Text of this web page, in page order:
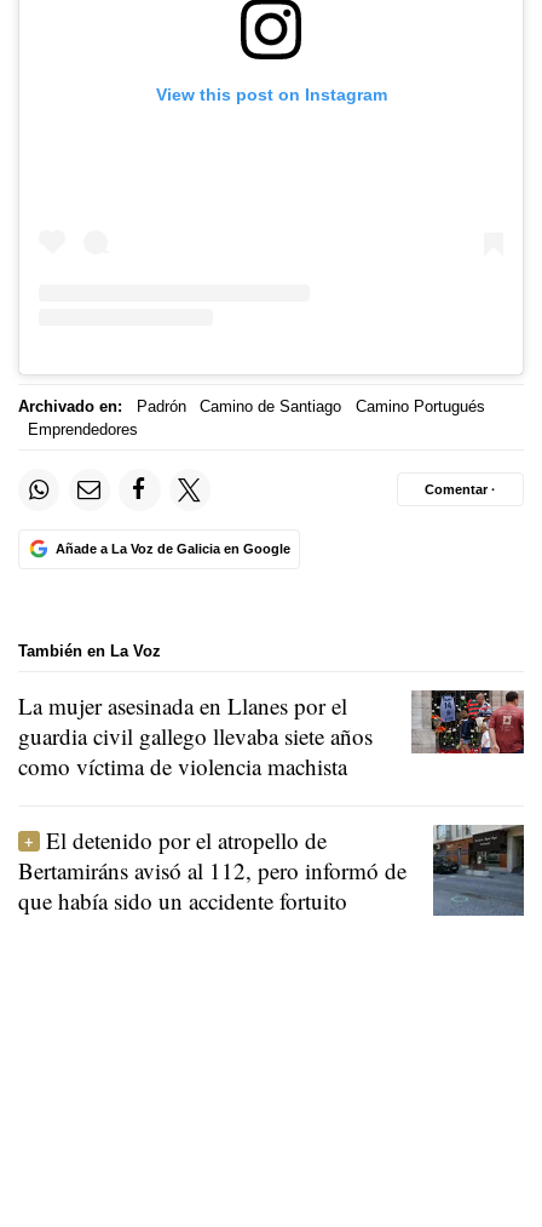
View this post on Instagram
Archivado en: Padrón Camino de Santiago
Camino Portugués
Emprendedores
Añade a La Voz de Galicia en Google
Comentar ·
También en La Voz
La mujer asesinada en Llanes por el
guardia civil gallego llevaba siete años
como víctima de violencia machista
El detenido por el atropello de
Bertamiráns avisó al 112, pero informó de
que había sido un accidente fortuito